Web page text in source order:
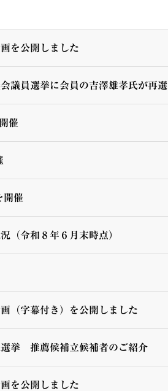
を公開しました
議員選挙に会員の吉澤雄孝氏が再選
催
開催
（令和８年６月末時点）
（字幕付き）を公開しました
選挙 推薦候補立候補者のご紹介
を公開しました